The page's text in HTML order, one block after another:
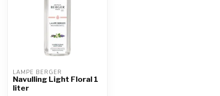
LAMPE BERGER
Navulling Light Floral 1
liter